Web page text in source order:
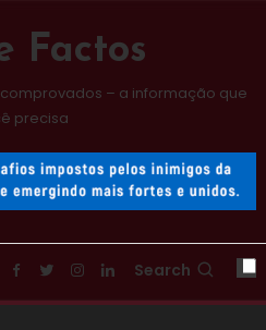
Factos
– a informação que
precisa
Search